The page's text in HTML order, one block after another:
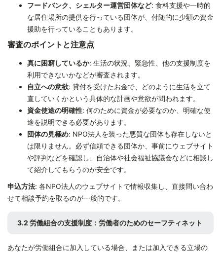
フードバンク、シェルター運営団体など: 食料支援や一時的
な居住場所の提供を行っている団体が、付随的に少額の資金
援助を行っていることもあります。
審査のポイントと注意点
真に困窮しているか: 生活の状況、緊急性、他の支援制度を
利用できないかなどが審査されます。
自立への意欲: 貸付を受けたお金で、どのように生活を立て
直していくかという具体的な計画や意欲が問われます。
資金使途の明確性: 何のために資金が必要なのか、明確な使
途を説明できる必要があります。
団体の見極め: NPO法人を装った悪質な団体も存在しないと
は限りません。必ず信頼できる団体か、事前にウェブサイト
や評判などを確認し、自治体や社会福祉協議会などに相談し
て紹介してもらうのが安全です。
申込方法: 各NPO法人のウェブサイトで情報収集し、直接問い合わ
せて相談予約を取るのが一般的です。
3.2 労働組合の支援制度：労働者のためのセーフティネット
あなたが労働組合に加入している場合、または加入できる立場の